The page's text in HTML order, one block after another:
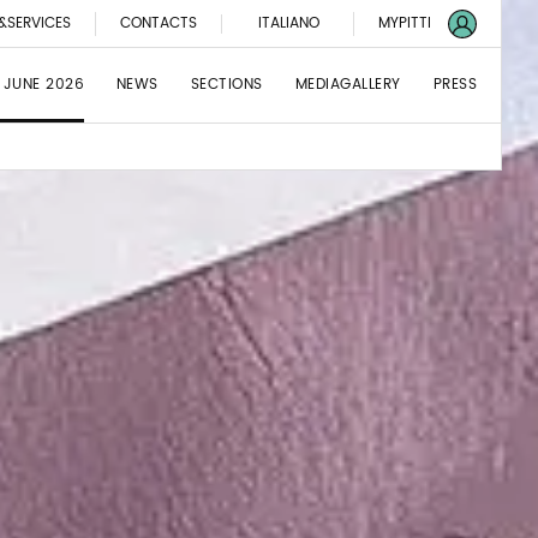
CONTACTS ITALIANO MYPITTI
JUNE 2026 NEWS SECTIONS MEDIAGALLERY PRESS